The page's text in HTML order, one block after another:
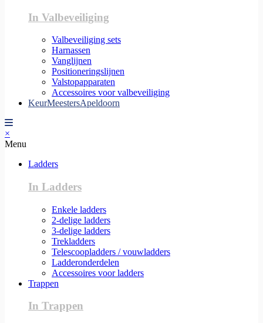
In Valbeveiliging
Valbeveiliging sets
Harnassen
Vanglijnen
Positioneringslijnen
Valstopapparaten
Accessoires voor valbeveiliging
KeurMeestersApeldoorn
×
Menu
Ladders
In Ladders
Enkele ladders
2-delige ladders
3-delige ladders
Trekladders
Telescoopladders / vouwladders
Ladderonderdelen
Accessoires voor ladders
Trappen
In Trappen